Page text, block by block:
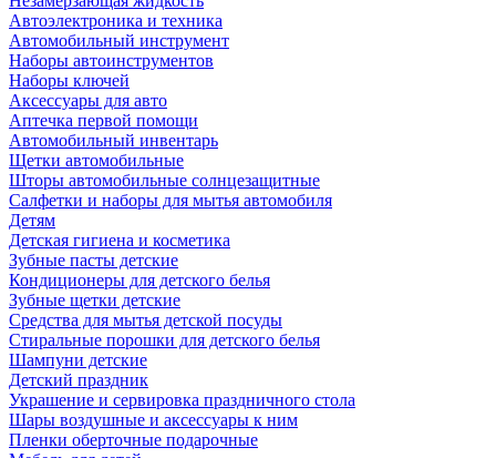
Автоэлектроника и техника
Автомобильный инструмент
Наборы автоинструментов
Наборы ключей
Аксессуары для авто
Аптечка первой помощи
Автомобильный инвентарь
Щетки автомобильные
Шторы автомобильные солнцезащитные
Салфетки и наборы для мытья автомобиля
Детям
Детская гигиена и косметика
Зубные пасты детские
Кондиционеры для детского белья
Зубные щетки детские
Средства для мытья детской посуды
Стиральные порошки для детского белья
Шампуни детские
Детский праздник
Украшение и сервировка праздничного стола
Шары воздушные и аксессуары к ним
Пленки оберточные подарочные